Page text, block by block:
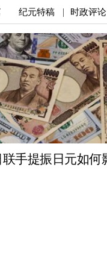
纪元特稿 | 时政评论
手提振日元如何